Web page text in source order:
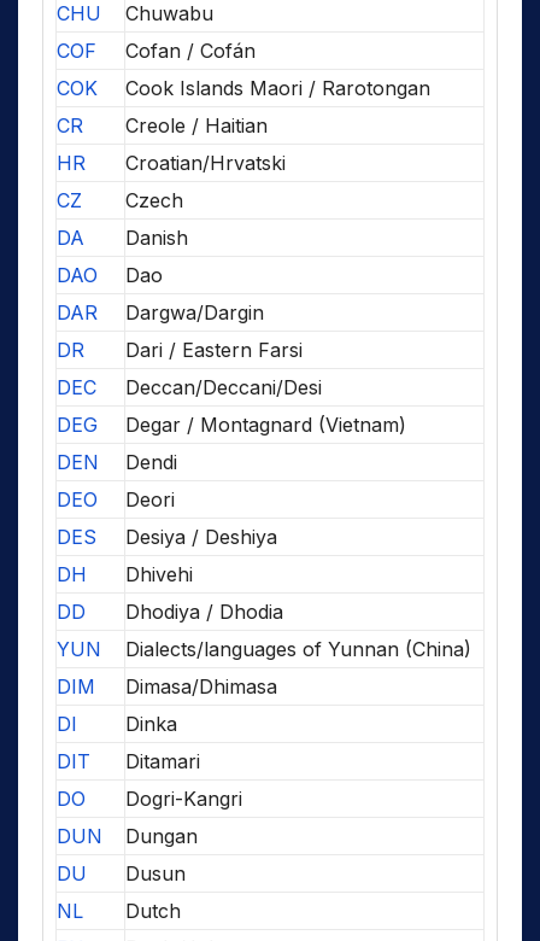
CHU
Chuwabu
COF
Cofan / Cofán
COK
Cook Islands Maori / Rarotongan
CR
Creole / Haitian
HR
Croatian/Hrvatski
CZ
Czech
DA
Danish
DAO
Dao
DAR
Dargwa/Dargin
DR
Dari / Eastern Farsi
DEC
Deccan/Deccani/Desi
DEG
Degar / Montagnard (Vietnam)
DEN
Dendi
DEO
Deori
DES
Desiya / Deshiya
DH
Dhivehi
DD
Dhodiya / Dhodia
YUN
Dialects/languages of Yunnan (China)
DIM
Dimasa/Dhimasa
DI
Dinka
DIT
Ditamari
DO
Dogri-Kangri
DUN
Dungan
DU
Dusun
NL
Dutch